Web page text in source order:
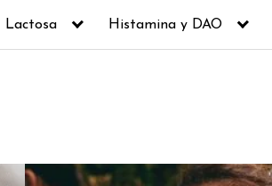
Lactosa Histamina y DAO